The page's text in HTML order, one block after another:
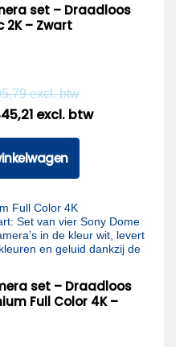
set – Draadloos
2K – Zwart
excl. btw
excl. btw
set – Draadloos
Full Color 4K –